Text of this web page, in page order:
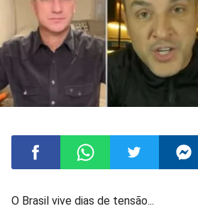
CompartilharCompartilharCompartilhar
O Brasil vive dias de tensão...